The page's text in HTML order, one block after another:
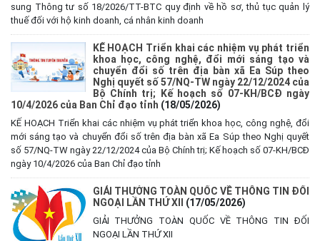
sung Thông tư số 18/2026/TT-BTC quy định về hồ sơ, thủ tục quản lý
thuế đối với hộ kinh doanh, cá nhân kinh doanh
KẾ HOẠCH Triển khai các nhiệm vụ phát triển
khoa học, công nghệ, đổi mới sáng tạo và
chuyển đổi số trên địa bàn xã Ea Súp theo
Nghị quyết số 57/NQ-TW ngày 22/12/2024 của
Bộ Chính trị; Kế hoạch số 07-KH/BCĐ ngày
10/4/2026 của Ban Chỉ đạo tỉnh (18/05/2026)
KẾ HOẠCH Triển khai các nhiệm vụ phát triển khoa học, công nghệ, đổi
mới sáng tạo và chuyển đổi số trên địa bàn xã Ea Súp theo Nghị quyết
số 57/NQ-TW ngày 22/12/2024 của Bộ Chính trị; Kế hoạch số 07-KH/BCĐ
ngày 10/4/2026 của Ban Chỉ đạo tỉnh
GIẢI THƯỞNG TOÀN QUỐC VỀ THÔNG TIN ĐỐI
NGOẠI LẦN THỨ XII
(17/05/2026)
GIẢI THƯỞNG TOÀN QUỐC VỀ THÔNG TIN ĐỐI
NGOẠI LẦN THỨ XII